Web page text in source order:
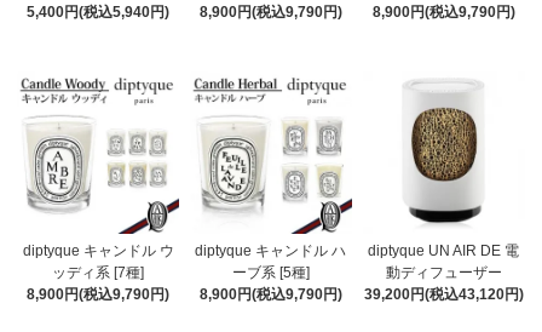
5,400円(税込5,940円)
8,900円(税込9,790円)
8,900円(税込9,790円)
diptyque キャンドル ウ
ッディ系 [7種]
8,900円(税込9,790円)
diptyque キャンドル ハ
ーブ系 [5種]
8,900円(税込9,790円)
diptyque UN AIR DE 電
動ディフューザー
39,200円(税込43,120円)